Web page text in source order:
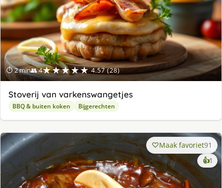
⏱ 2 min👥 4★★★★★ 4.57 (28)
Stoverij van varkenswangetjes
BBQ & buiten koken Bijgerechten
Maak favoriet91
👍1